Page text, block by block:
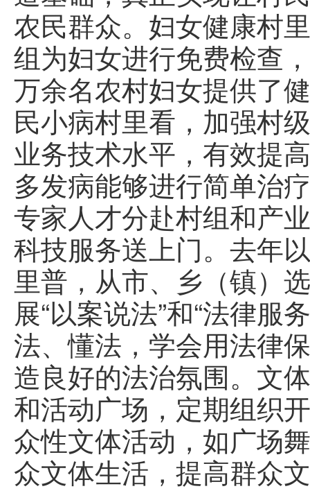
农民群众。妇女健康村
组为妇女进行免费检查
万余名农村妇女提供了
民小病村里看，加强村
业务技术水平，有效提
多发病能够进行简单治
专家人才分赴村组和产
科技服务送上门。去年
里普，从市、乡（镇）
展“以案说法”和“法律服
法、懂法，学会用法律
造良好的法治氛围。文
和活动广场，定期组织
众性文体活动，如广场
众文体生活，提高群众